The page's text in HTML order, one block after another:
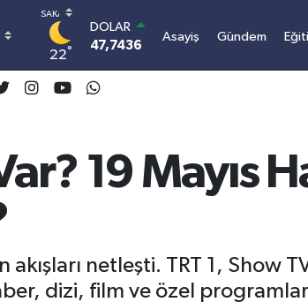
22°
DOLAR
47,7436
55,2510
6648.99 2.59
BİST100
Asayiş Gündem
19 Mayıs
akışları netleşti. TRT 1, Show
dizi, film ve özel